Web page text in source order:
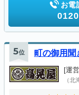
お電
5位 町の御用聞
[運
（